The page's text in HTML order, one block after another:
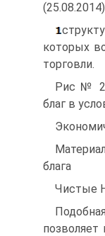
которых
торговли.
Рис № 2.
благ в
блага
Чистые
позволяет